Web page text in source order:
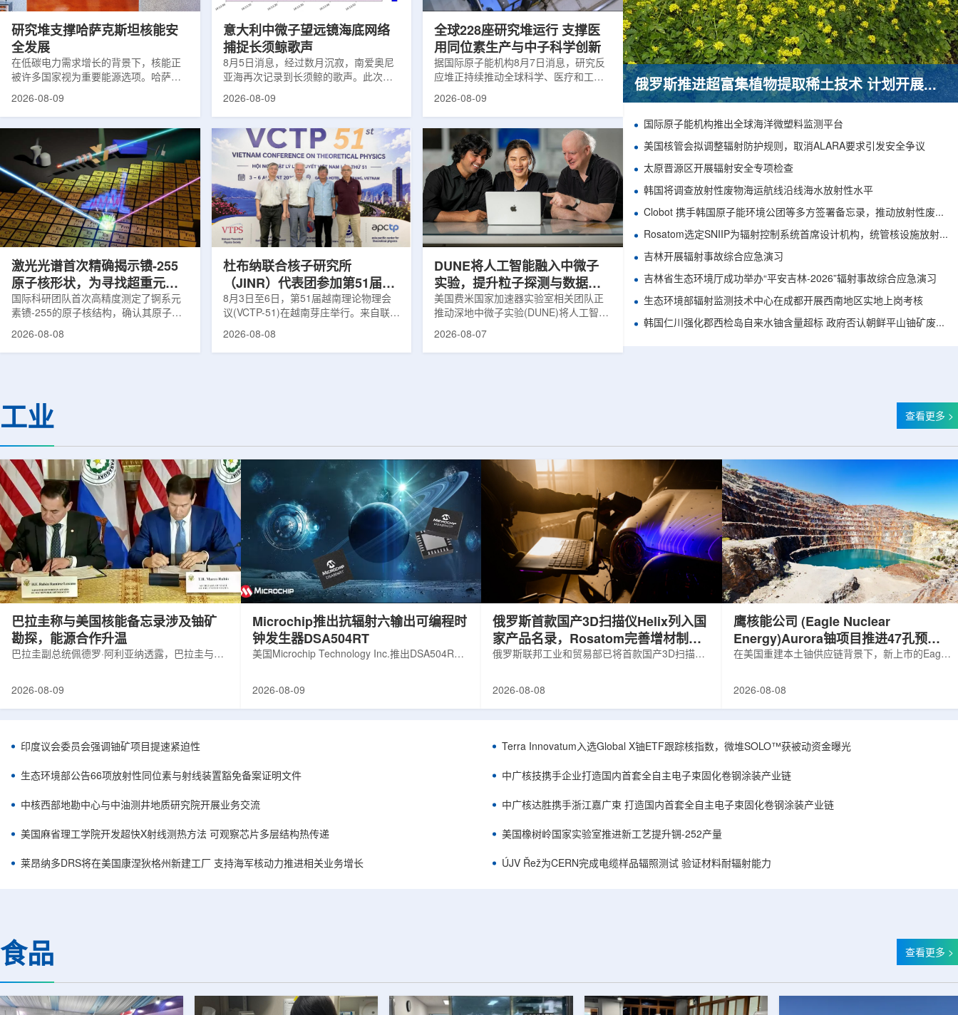
研究堆支撑哈萨克斯坦核能安
全发展
在低碳电力需求增长的背景下，核能正
被许多国家视为重要能源选项。哈萨克
料、反应堆运行工况及安全系统需要经
过长期研究、试验和验证，研究堆和实
验装置正是承担这类工作的核心平台。
不同于以发电为主要目标的动力堆，研
究堆更接近专业核科学实验室。科研人
员可在其中研究核燃料和结构材料行
为，模拟反应堆不同运行状态，包括偏
离正常工况的情形，测试新技术，并验
证后续用于核...
2026-08-09
意大利中微子望远镜海底网络
捕捉长须鲸歌声
8月5日消息，经过数月沉寂，南爱奥尼
亚海再次记录到长须鲸的歌声。此次观
多个实验共同完成，涉及ITINERIS、
LOWNOISER和VONGOLA三个项目，
相关工作由LNS-INFN与西西里核物理与
物质结构中心(CSFNSM)参与开展。探
测发生在冬季末期。当时，东地中海区
域正受到一项长期近海油气资源地球物
理勘测活动带来的强烈人为噪声影响，
距离飓风哈里过境也仅数周。研究人员
在复杂声学背景...
2026-08-09
全球228座研究堆运行 支撑医
用同位素生产与中子科学创新
据国际原子能机构8月7日消息，研究反
应堆正持续推动全球科学、医疗和工业
设或规划阶段。这类反应堆不同于用于
发电的核反应堆，主要功能是产生中
子，为医疗、工业、农业、地质科学、
法医学及核科学研究提供支撑。从上方
拍摄的研究堆水池。(图片：国际原子能
机构)在医疗领域，研究堆是医用放射性
同位素的重要来源。其中，锝-99m被广
泛用于癌症以及心脏、脑部和骨骼疾病
诊断;全球大...
2026-08-09
激光光谱首次精确揭示镄-255
原子核形状，为寻找超重元素
提供新线索
国际科研团队首次高精度测定了锕系元
素镄-255的原子核结构，确认其原子核
呈明显的长椭球形，类似橄榄球。这项
值，也为现代原子核理论模型提供了关
键实验验证。镄是自然界中不存在的人
团...
2026-08-08
杜布纳联合核子研究所
（JINR）代表团参加第51届越
南理论物理会议
8月3日至6日，第51届越南理论物理会
议(VCTP-51)在越南芽庄举行。来自联合
核研究所理论物理实验室和信息技术实
2026-08-08
DUNE将人工智能融入中微子
实验，提升粒子探测与数据处
理能力
美国费米国家加速器实验室相关团队正
推动深地中微子实验(DUNE)将人工智能
和机器学习工具融入实验设计、探测器
子...
2026-08-07
俄罗斯推进超富集植物提取稀土技术 计划开展田间试验
国际原子能机构推出全球海洋微塑料监测平台
美国核管会拟调整辐射防护规则，取消ALARA要求引发安全争议
太原晋源区开展辐射安全专项检查
韩国将调查放射性废物海运航线沿线海水放射性水平
Clobot 携手韩国原子能环境公团等多方签署备忘录，推动放射性废物安全管理多机型机器人示范
Rosatom选定SNIIP为辐射控制系统首席设计机构，统管核设施放射仪表标准化与进口替代保障
吉林开展辐射事故综合应急演习
吉林省生态环境厅成功举办“平安吉林-2026”辐射事故综合应急演习
生态环境部辐射监测技术中心在成都开展西南地区实地上岗考核
韩国仁川强化郡西检岛自来水铀含量超标 政府否认朝鲜平山铀矿废水影响
工业 查看更多 >
巴拉圭称与美国核能备忘录涉及铀矿
勘探，能源合作升温
巴拉圭副总统佩德罗·阿利亚纳透露，巴拉圭与美
务卿克里斯托弗·兰道的会晤时，将该协议称为历
有的接近阶段。巴美双方此次接触并不局限于核
能议题，而是涵盖双边合作、安全、投资和地区
政治等多个层面。阿利亚纳称，美国方面有意加
强对巴拉圭能源领域的投资，尤其关注...
2026-08-09
Microchip推出抗辐射六输出可编程时
钟发生器DSA504RT
美国Microchip Technology Inc.推出DSA504RT
常需要高度稳定的时间参考，用于导航、通信和
件，分别为不同子系统提供时钟信号，由此带来
元器件数量增加、系统质量上升和电路复杂...
2026-08-09
俄罗斯首款国产3D扫描仪Helix列入国
家产品名录，Rosatom完善增材制造
技术链
俄罗斯联邦工业和贸易部已将首款国产3D扫描仪
完成。至此，Helix成为俄罗斯首款、也是目前唯
RangeVision Helix由俄罗斯国家原子能公司增材
制造合作伙伴RangeVision研发制造。自2025年
以来，该公司成为唯一纳入俄罗斯国家原子能公
司增材制造生态系统的俄罗斯3D扫描...
2026-08-08
鹰核能公司 (Eagle Nuclear
Energy)Aurora铀项目推进47孔预可
研钻探
在美国重建本土铀供应链背景下，新上市的Eagle
1300标准含indicated资源3275万磅、inferred
孔、总进尺约2.7万英尺的预可研钻探，待联邦与
州审批通过后开工，预计2027年下半年完成预可
研。技术端近期增补Yukuskokon Professional
Services，并扩大与BBA USA、SLR I...
2026-08-08
印度议会委员会强调铀矿项目提速紧迫性
生态环境部公告66项放射性同位素与射线装置豁免备案证明文件
中核西部地勘中心与中油测井地质研究院开展业务交流
美国麻省理工学院开发超快X射线测热方法 可观察芯片多层结构热传递
莱昂纳多DRS将在美国康涅狄格州新建工厂 支持海军核动力推进相关业务增长
Terra Innovatum入选Global X铀ETF跟踪核指数，微堆SOLO™获被动资金曝光
中广核技携手企业打造国内首套全自主电子束固化卷钢涂装产业链
中广核达胜携手浙江嘉广束 打造国内首套全自主电子束固化卷钢涂装产业链
美国橡树岭国家实验室推进新工艺提升锎-252产量
ÚJV Řež为CERN完成电缆样品辐照测试 验证材料耐辐射能力
食品 查看更多 >